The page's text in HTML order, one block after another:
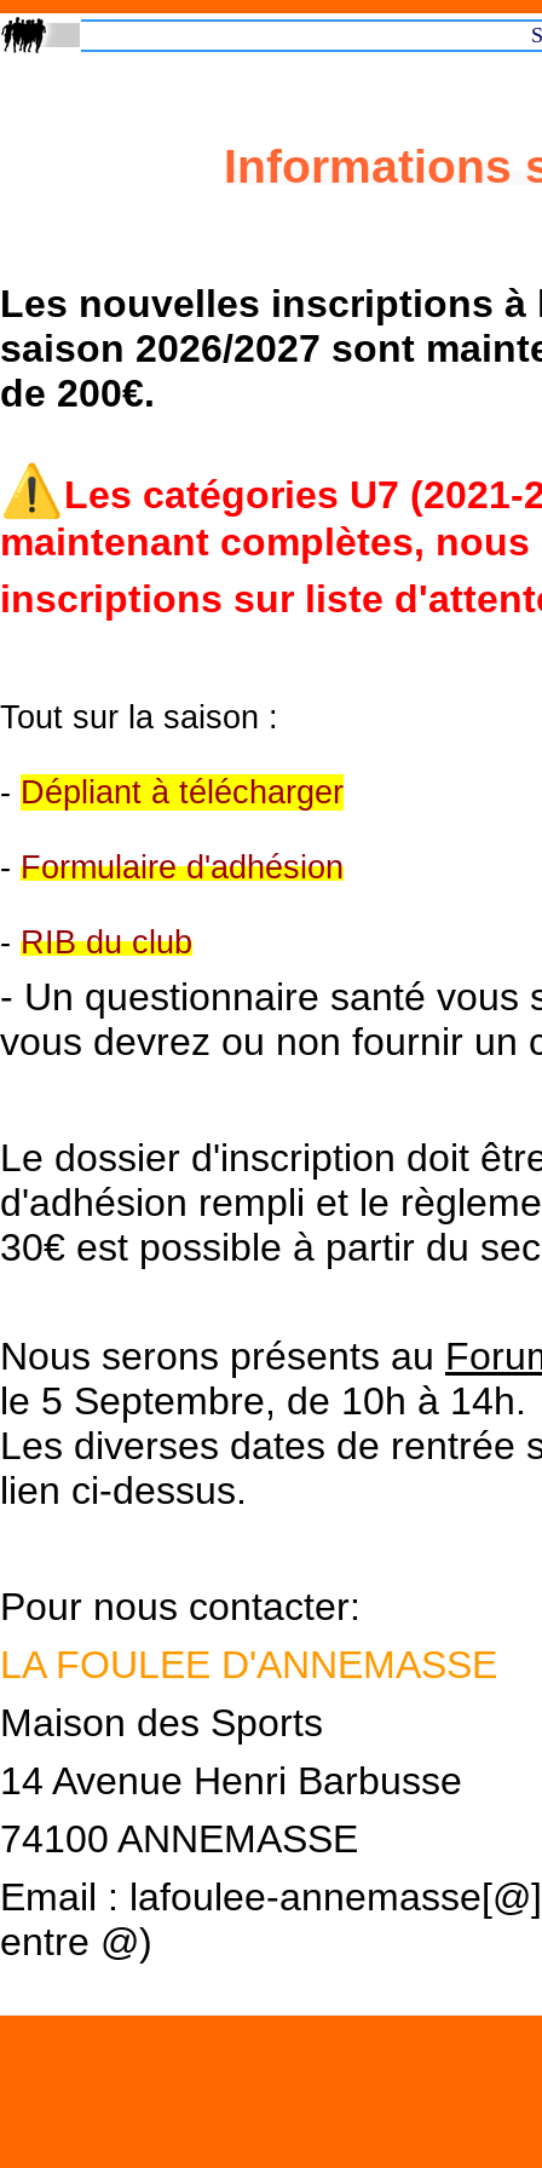
Informations
Les nouvelles inscriptions à
saison 2026/2027 sont
de 200€.
⚠️ Les catégories U7 (2021-
maintenant complètes,
inscriptions sur liste
Tout sur la saison :
- Dépliant à télécharger
- Formulaire d'adhésion
- RIB du club
- Un questionnaire santé vous
vous devrez ou non fournir un
Le dossier d'inscription doit
d'adhésion rempli et le
30€ est possible à partir du
Nous serons présents au
le 5 Septembre, de 10h à 14h.
Les diverses dates de rentrée
lien ci-dessus.
Pour nous contacter:
LA FOULEE D'ANNEMASSE
Maison des Sports
14 Avenue Henri Barbusse
74100 ANNEMASSE
Email : lafoulee-
entre @)